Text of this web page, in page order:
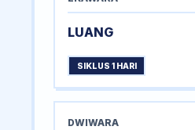
LUANG
SIKLUS 1 HARI
DWIWARA